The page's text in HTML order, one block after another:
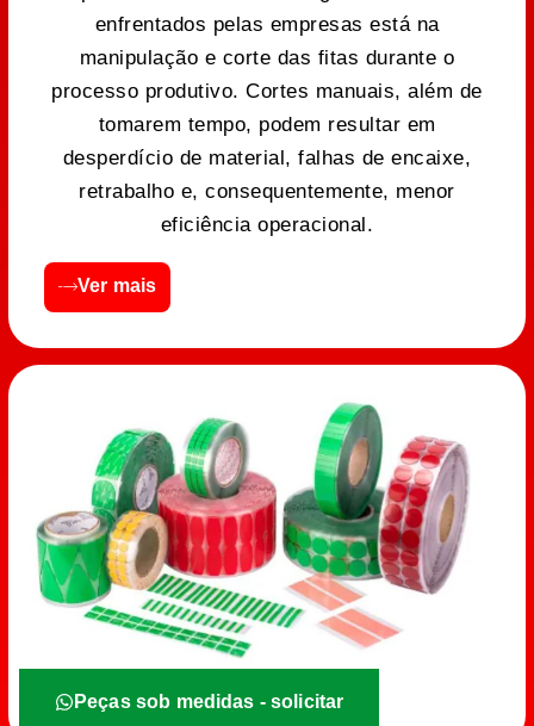
enfrentados pelas empresas está na
manipulação e corte das fitas durante o
processo produtivo. Cortes manuais, além de
tomarem tempo, podem resultar em
desperdício de material, falhas de encaixe,
retrabalho e, consequentemente, menor
eficiência operacional.
Ver mais
Peças sob medidas - solicitar